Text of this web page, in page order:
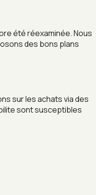
été réexaminée. Nous
des bons plans
sur les achats via des
sont susceptibles